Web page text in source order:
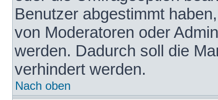
Benutzer abgestimmt
von Moderatoren oder
werden. Dadurch soll die
verhindert werden.
Nach oben